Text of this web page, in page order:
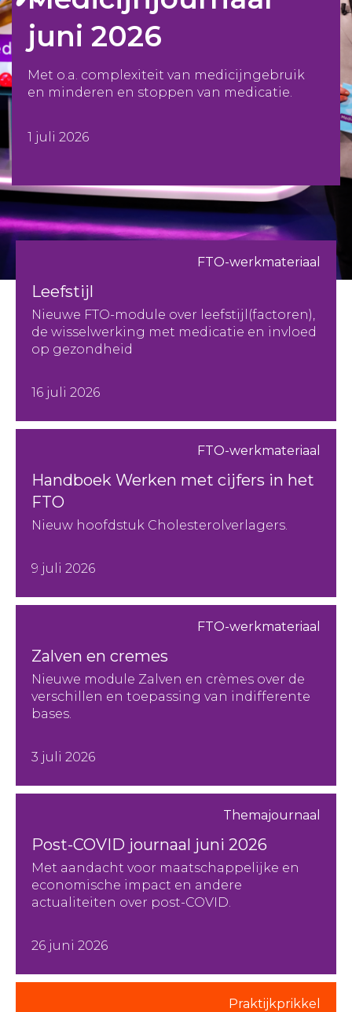
juni 2026
Met o.a. complexiteit van medicijngebruik
en minderen en stoppen van medicatie.
1 juli 2026
FTO-werkmateriaal
Leefstijl
Nieuwe FTO-module over leefstijl(factoren),
de wisselwerking met medicatie en invloed
op gezondheid
16 juli 2026
FTO-werkmateriaal
Handboek Werken met cijfers in het
FTO
Nieuw hoofdstuk Cholesterolverlagers.
9 juli 2026
FTO-werkmateriaal
Zalven en cremes
Nieuwe module Zalven en crèmes over de
verschillen en toepassing van indifferente
bases.
3 juli 2026
Themajournaal
Post-COVID journaal juni 2026
Met aandacht voor maatschappelijke en
economische impact en andere
actualiteiten over post-COVID.
26 juni 2026
Praktijkprikkel